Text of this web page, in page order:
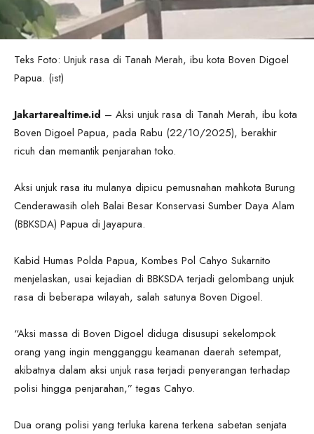
Teks Foto: Unjuk rasa di Tanah Merah, ibu kota Boven Digoel
Papua. (ist)
Jakartarealtime.id – Aksi unjuk rasa di Tanah Merah, ibu kota
Boven Digoel Papua, pada Rabu (22/10/2025), berakhir
ricuh dan memantik penjarahan toko.
Aksi unjuk rasa itu mulanya dipicu pemusnahan mahkota Burung
Cenderawasih oleh Balai Besar Konservasi Sumber Daya Alam
(BBKSDA) Papua di Jayapura.
Kabid Humas Polda Papua, Kombes Pol Cahyo Sukarnito
menjelaskan, usai kejadian di BBKSDA terjadi gelombang unjuk
rasa di beberapa wilayah, salah satunya Boven Digoel.
“Aksi massa di Boven Digoel diduga disusupi sekelompok
orang yang ingin mengganggu keamanan daerah setempat,
akibatnya dalam aksi unjuk rasa terjadi penyerangan terhadap
polisi hingga penjarahan,” tegas Cahyo.
Dua orang polisi yang terluka karena terkena sabetan senjata